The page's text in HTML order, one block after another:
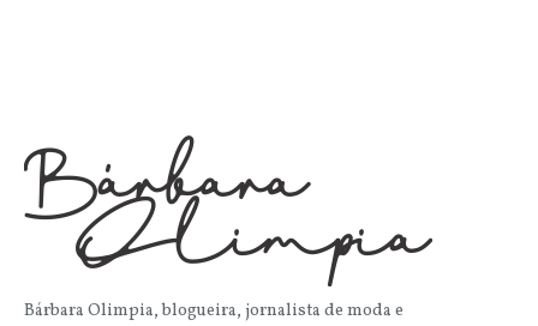
Bárbara Olimpia, blogueira, jornalista de moda e